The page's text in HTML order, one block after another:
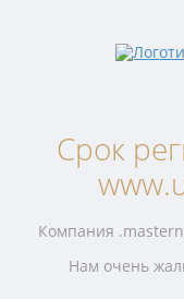
Срок
Компания
Нам очень